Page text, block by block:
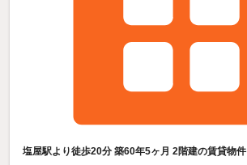
塩屋駅より徒歩20分 築60年5ヶ月 2階建の賃貸物件